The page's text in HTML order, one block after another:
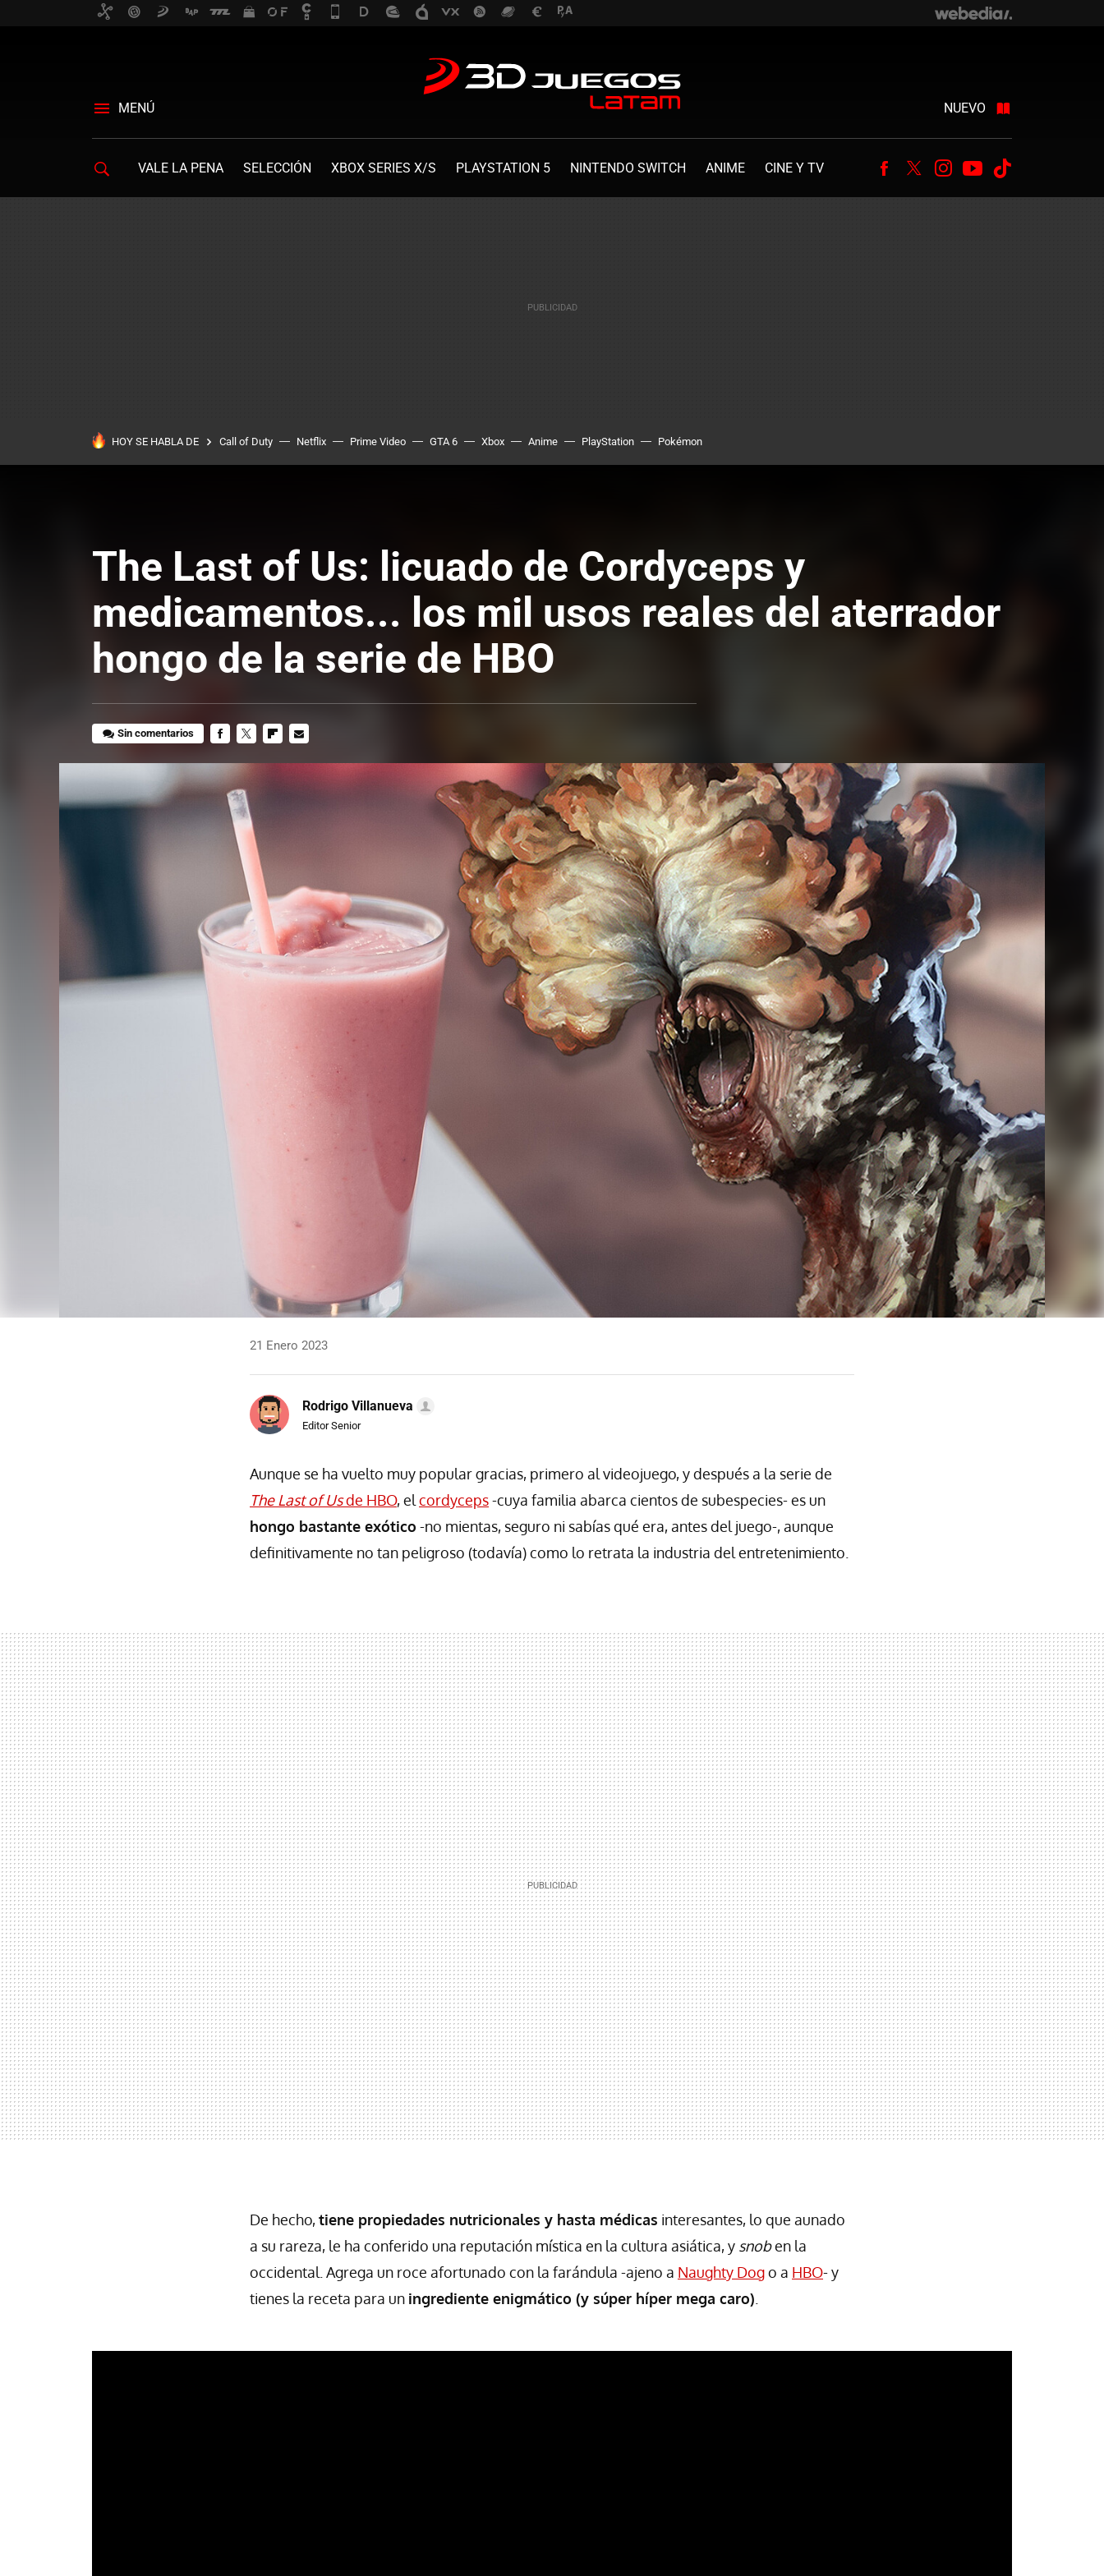
MENÚ NUEVO
VALE LA PENA SELECCIÓN XBOX SERIES X/S PLAYSTATION 5 NINTENDO SWITCH ANIME CINE Y TV Facebook
TwitterInstagram
Youtube
HOY SE HABLA DE Call of Duty Netflix Prime Video GTA 6 Xbox Anime PlayStation Pokémon
The Last of Us: licuado de Cordyceps y
medicamentos... los mil usos reales del aterrador
hongo de la serie de HBO
Sin comentarios
21 Enero 2023
Rodrigo Villanueva
Editor Senior
Aunque se ha vuelto muy popular gracias, primero al videojuego, y después a la serie de
The Last of Usde HBO, el cordyceps-cuya familia abarca cientos de subespecies- es un
hongo bastante exótico -no mientas, seguro ni sabías qué era, antes del juego-, aunque
definitivamente no tan peligroso (todavía) como lo retrata la industria del entretenimiento.
De hecho,tiene propiedades nutricionales y hasta médicas interesantes, lo que aunado
a su rareza, le ha conferido una reputación mística en la cultura asiática, y snoben la
occidental. Agrega un roce afortunado con la farándula -ajeno a Naughty Dogo a HBO- y
tienes la receta para un ingrediente enigmático (y súper híper mega caro)